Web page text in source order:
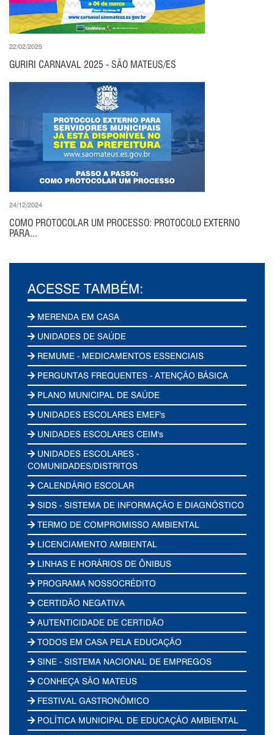
22/02/2025
GURIRI CARNAVAL 2025 - SÃO MATEUS/ES
24/12/2024
COMO PROTOCOLAR UM PROCESSO: PROTOCOLO EXTERNO
PARA...
ACESSE TAMBÉM:
MERENDA EM CASA
UNIDADES DE SAÚDE
REMUME - MEDICAMENTOS ESSENCIAIS
PERGUNTAS FREQUENTES - ATENÇÃO BÁSICA
PLANO MUNICIPAL DE SAÚDE
UNIDADES ESCOLARES EMEF's
UNIDADES ESCOLARES CEIM's
UNIDADES ESCOLARES -
COMUNIDADES/DISTRITOS
CALENDÁRIO ESCOLAR
SIDS - SISTEMA DE INFORMAÇÃO E DIAGNÓSTICO
TERMO DE COMPROMISSO AMBIENTAL
LICENCIAMENTO AMBIENTAL
LINHAS E HORÁRIOS DE ÔNIBUS
PROGRAMA NOSSOCRÉDITO
CERTIDÃO NEGATIVA
AUTENTICIDADE DE CERTIDÃO
TODOS EM CASA PELA EDUCAÇÃO
SINE - SISTEMA NACIONAL DE EMPREGOS
CONHEÇA SÃO MATEUS
FESTIVAL GASTRONÔMICO
POLÍTICA MUNICIPAL DE EDUCAÇÃO AMBIENTAL